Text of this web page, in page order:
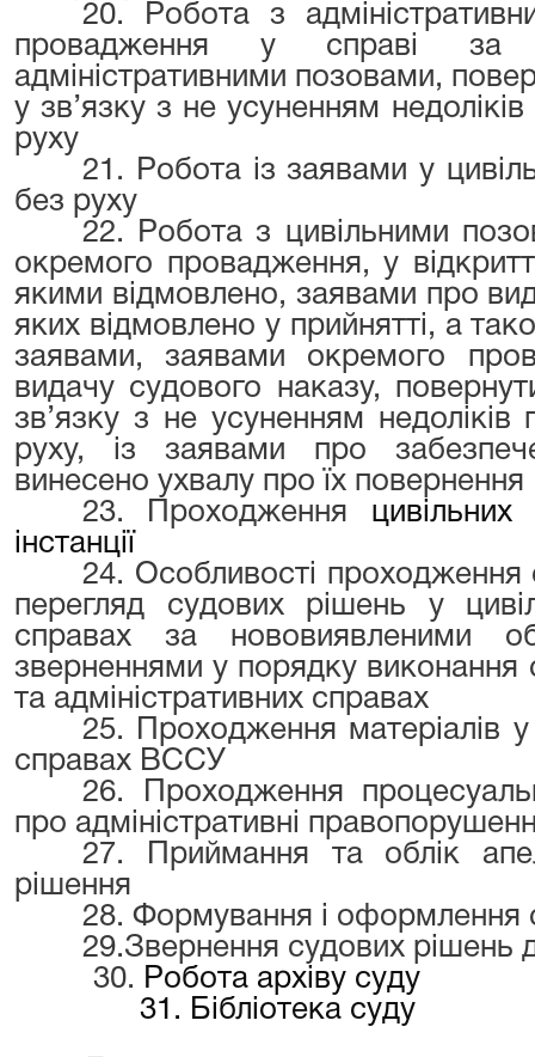
20. Робота з
провадження у справі за
адміністративними позовами,
у зв’язку з не усуненням
руху
21. Робота із заявами у
без руху
22. Робота з цивільними
окремого провадження, у
якими відмовлено, заявами про
яких відмовлено у прийнятті, а
заявами, заявами окремого
видачу судового наказу,
зв’язку з не усуненням
руху, із заявами про
винесено ухвалу про їх повернення
23. Проходження
інстанції
24. Особливості проходження
перегляд судових рішень у
справах за нововиявленими
зверненнями у порядку виконання
та адміністративних справах
25. Проходження матеріалів у
справах ВССУ
26. Проходження
про адміністративні
27. Приймання та облік
рішення
28. Формування і оформлення
29.Звернення судових рішень
30. Робота архіву суду
31. Бібліотека суду